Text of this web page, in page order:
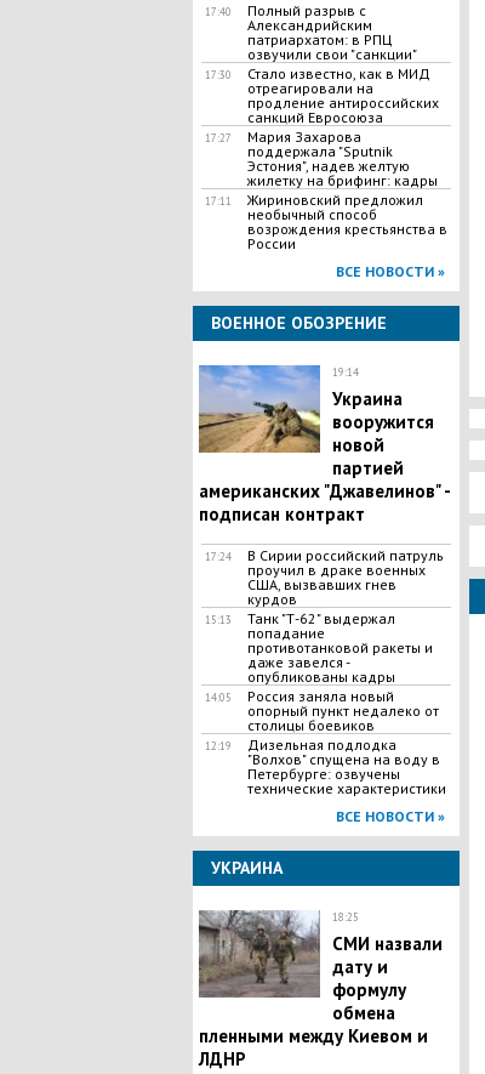
17:40
​Полный разрыв с
Александрийским
патриархатом: в РПЦ
озвучили свои "санкции"
17:30
​Стало известно, как в МИД
отреагировали на
продление антироссийских
санкций Евросоюза
17:27
Мария Захарова
поддержала "Sputnik
Эстония", надев желтую
жилетку на брифинг: кадры
17:11
Жириновский предложил
необычный способ
возрождения крестьянства в
России
ВСЕ НОВОСТИ »
ВОЕННОЕ ОБОЗРЕНИЕ
19:14
Украина
вооружится
новой
партией
американских "Джавелинов" -
подписан контракт
17:24
В Сирии российский патруль
проучил в драке военных
США, вызвавших гнев
курдов
15:13
​Танк "Т-62" выдержал
попадание
противотанковой ракеты и
даже завелся -
опубликованы кадры
14:05
​Россия заняла новый
опорный пункт недалеко от
столицы боевиков
12:19
​Дизельная подлодка
"Волхов" спущена на воду в
Петербурге: озвучены
технические характеристики
ВСЕ НОВОСТИ »
УКРАИНА
18:25
СМИ назвали
дату и
формулу
обмена
пленными между Киевом и
ЛДНР